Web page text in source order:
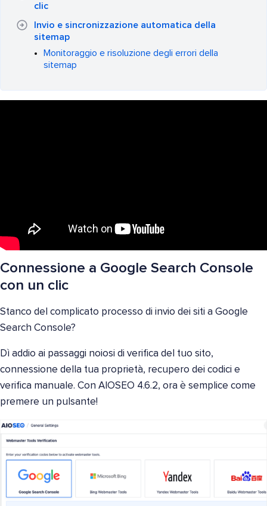
clic
Invio e sincronizzazione automatica della
sitemap
Monitoraggio e risoluzione degli errori della
sitemap
Connessione a Google Search Console
con un clic
Stanco del complicato processo di invio dei siti a Google
Search Console?
Dì addio ai passaggi noiosi di verifica del tuo sito,
connessione della tua proprietà, recupero dei codici e
verifica manuale. Con AIOSEO 4.6.2, ora è semplice come
premere un pulsante!